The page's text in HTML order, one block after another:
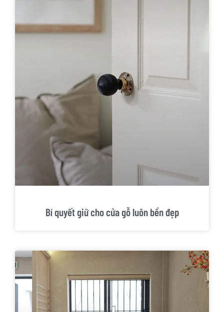
Bí quyết giữ cho cửa gỗ luôn bền đẹp